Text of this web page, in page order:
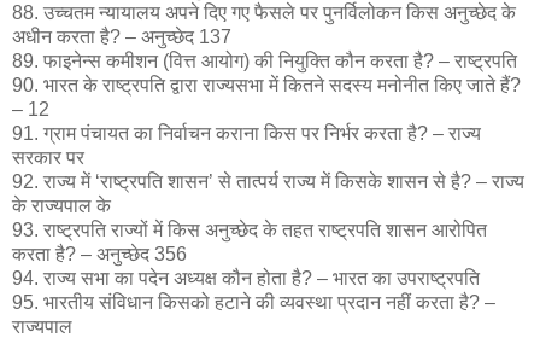
88. उच्चतम न्यायालय अपने दिए गए फैसले पर पुनर्विलोकन किस अनुच्छेद के
अधीन करता है? – अनुच्छेद 137
89. फाइनेन्स कमीशन (वित्त आयोग) की नियुक्ति कौन करता है? – राष्ट्रपति
90. भारत के राष्ट्रपति द्वारा राज्यसभा में कितने सदस्य मनोनीत किए जाते हैं?
– 12
91. ग्राम पंचायत का निर्वाचन कराना किस पर निर्भर करता है? – राज्य
सरकार पर
92. राज्य में ‘राष्ट्रपति शासन’ से तात्पर्य राज्य में किसके शासन से है? – राज्य
के राज्यपाल के
93. राष्ट्रपति राज्यों में किस अनुच्छेद के तहत राष्ट्रपति शासन आरोपित
करता है? – अनुच्छेद 356
94. राज्य सभा का पदेन अध्यक्ष कौन होता है? – भारत का उपराष्ट्रपति
95. भारतीय संविधान किसको हटाने की व्यवस्था प्रदान नहीं करता है? –
राज्यपाल